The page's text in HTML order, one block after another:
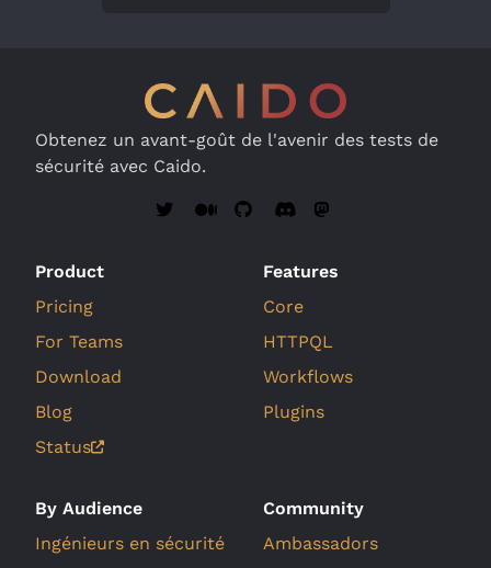
Obtenez un avant-goût de l'avenir des tests de
sécurité avec Caido.
Product
Pricing
For Teams
Download
Blog
Status
Features
Core
HTTPQL
Workflows
Plugins
By Audience
Ingénieurs en sécurité
Community
Ambassadors